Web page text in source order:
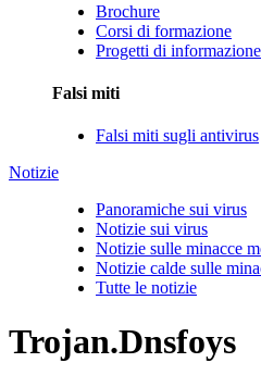
Brochure
Corsi di formazione
Progetti di informazione
Falsi miti
Falsi miti sugli antivirus
Notizie
Panoramiche sui virus
Notizie sui virus
Notizie sulle minacce
Notizie calde sulle
Tutte le notizie
Trojan.Dnsfoys